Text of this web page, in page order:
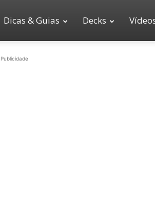
Dicas & Guias Decks
Publicidade